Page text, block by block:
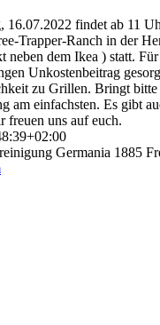
16.07.2022 findet ab 11
Trapper-Ranch in der
neben dem Ikea ) statt.
Unkostenbeitrag
zu Grillen. Bringt
am einfachsten. Es gibt
freuen uns auf euch.
Germania 1885